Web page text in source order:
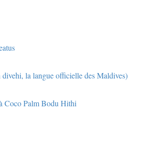
divehi, la langue officielle des Maldives)
Coco Palm Bodu Hithi